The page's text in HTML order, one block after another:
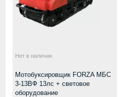
Нет в наличии
Мотобуксировщик FORZA МБС
3-13ВФ 13лс + световое
оборудование